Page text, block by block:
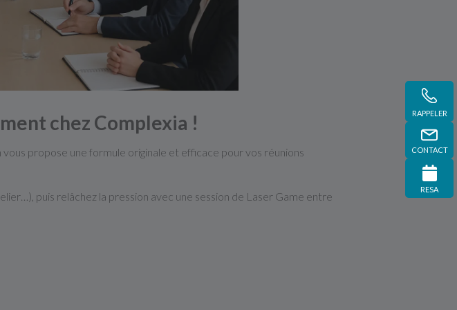
RAPPELER
CONTACT
RESA
chez Complexia !
vous propose une formule originale et efficace pour vos réunions
puis relâchez la pression avec une session de Laser Game entre